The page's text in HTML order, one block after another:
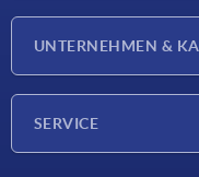
Presseberichte
UNTERNEHMEN &
SERVICE